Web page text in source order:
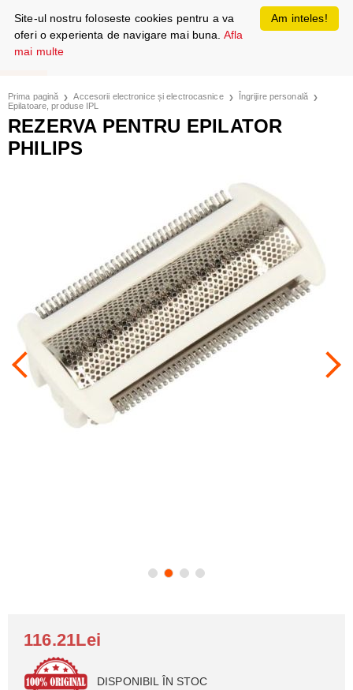
Prima pagină Accesorii electronice și electrocasnice
Îngrijire personală
Epilatoare, produse IPL
REZERVA PENTRU EPILATOR
PHILIPS
116.21Lei
DISPONIBIL ÎN STOC
Am inteles!
Site-ul nostru foloseste cookies pentru a va
oferi o experienta de navigare mai buna. Afla
mai multe